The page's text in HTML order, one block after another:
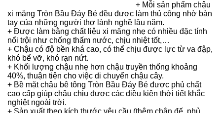
+ Mỗi sản phẩm chậu
xi măng Tròn Bầu Đáy Bé đều được làm thủ công nhờ bàn
tay của những người thợ lành nghề lâu năm.
+ Được làm bằng chất liệu xi măng nhẹ có nhiều đặc tính
nổi trội như chống thấm nước, chịu nhiệt tốt,…
+ Chậu có độ bền khá cao, có thể chịu được lực từ va đập,
khó bể vỡ, khó rạn nứt.
+ Khối lượng chậu nhẹ hơn chậu truyền thống khoảng
40%, thuận tiện cho việc di chuyển chậu cây.
+ Bề mặt chậu bê tông Tròn Bầu Đáy Bé được phủ chất
cao cấp giúp chậu chịu được các điều kiện thời tiết khắc
nghiệt ngoài trời.